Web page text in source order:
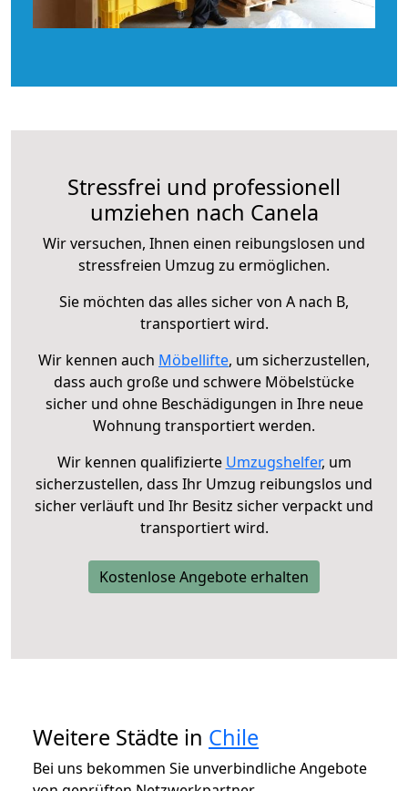
Stressfrei und professionell
umziehen nach Canela
Wir versuchen, Ihnen einen reibungslosen und
stressfreien Umzug zu ermöglichen.
Sie möchten das alles sicher von A nach B,
transportiert wird.
Wir kennen auch Möbellifte, um sicherzustellen,
dass auch große und schwere Möbelstücke
sicher und ohne Beschädigungen in Ihre neue
Wohnung transportiert werden.
Wir kennen qualifizierte Umzugshelfer, um
sicherzustellen, dass Ihr Umzug reibungslos und
sicher verläuft und Ihr Besitz sicher verpackt und
transportiert wird.
Kostenlose Angebote erhalten
Weitere Städte in Chile
Bei uns bekommen Sie unverbindliche Angebote